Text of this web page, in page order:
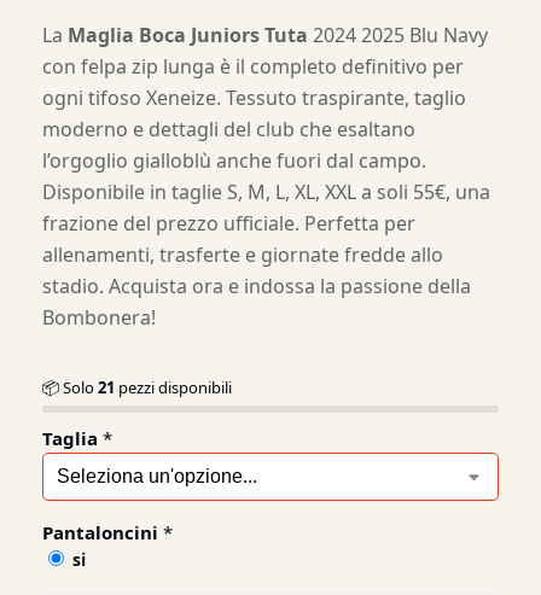
La Maglia Boca Juniors Tuta 2024 2025 Blu Navy
con felpa zip lunga è il completo definitivo per
ogni tifoso Xeneize. Tessuto traspirante, taglio
moderno e dettagli del club che esaltano
l’orgoglio gialloblù anche fuori dal campo.
Disponibile in taglie S, M, L, XL, XXL a soli 55€, una
frazione del prezzo ufficiale. Perfetta per
allenamenti, trasferte e giornate fredde allo
stadio. Acquista ora e indossa la passione della
Bombonera!
📦 Solo21 pezzi disponibili
Taglia *
Pantaloncini *
si